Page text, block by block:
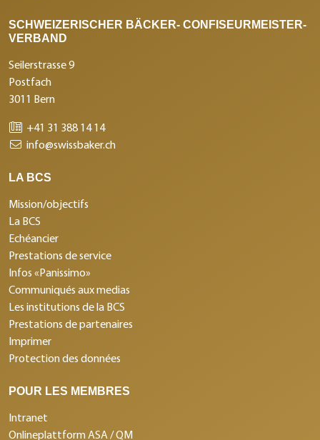
SCHWEIZERISCHER BÄCKER- CONFISEURMEISTER-
VERBAND
Seilerstrasse 9
Postfach
3011 Bern
+41 31 388 14 14
info@swissbaker.ch
LA BCS
Mission/objectifs
La BCS
Echéancier
Prestations de service
Infos «Panissimo»
Communiqués aux medias
Les institutions de la BCS
Prestations de partenaires
Imprimer
Protection des données
POUR LES MEMBRES
Intranet
Onlineplattform ASA / QM